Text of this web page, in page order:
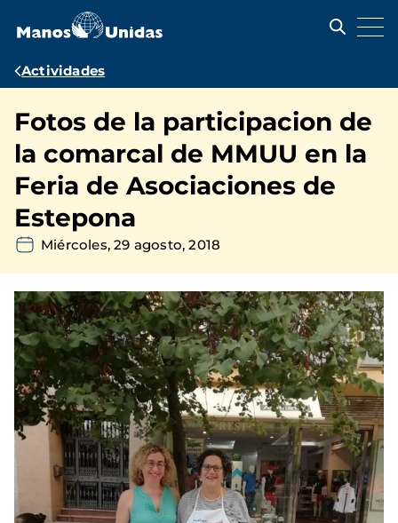
contenido
Ruta
navegación
Actividades
Fotos de la participacion de
la comarcal de MMUU en la
Feria de Asociaciones de
Estepona
Miércoles, 29 agosto, 2018